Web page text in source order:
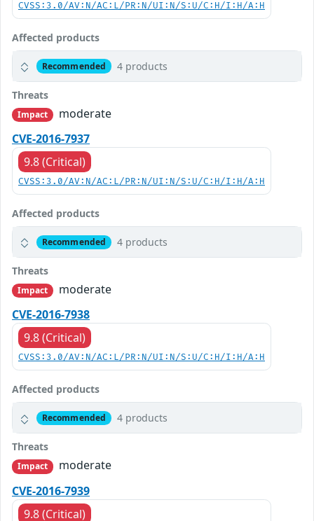
CVSS:3.0/AV:N/AC:L/PR:N/UI:N/S:U/C:H/I:H/A:H
Affected products
Recommended 4 products
Threats
Impact
moderate
CVE-2016-7937
9.8 (Critical)
CVSS:3.0/AV:N/AC:L/PR:N/UI:N/S:U/C:H/I:H/A:H
Affected products
Recommended 4 products
Threats
Impact
moderate
CVE-2016-7938
9.8 (Critical)
CVSS:3.0/AV:N/AC:L/PR:N/UI:N/S:U/C:H/I:H/A:H
Affected products
Recommended 4 products
Threats
Impact
moderate
CVE-2016-7939
9.8 (Critical)